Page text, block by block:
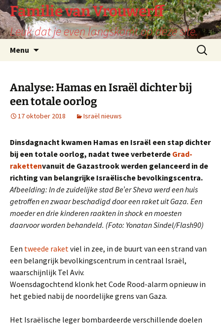
Ga
naar
de
inhoud
Familie van Vrouwerff
Leuk dat je even langskomt op deze site.
Menu
Zoeken
naar:
Analyse: Hamas en Israël dichter bij
een totale oorlog
17 oktober 2018 Israël nieuws
Dinsdagnacht kwamen Hamas en Israël een stap dichter
bij een totale oorlog, nadat twee verbeterde Grad-
rakettenvanuit de Gazastrook werden gelanceerd in de
richting van belangrijke Israëlische bevolkingscentra.
Afbeelding: In de zuidelijke stad Be’er Sheva werd een huis
getroffen en zwaar beschadigd door een raket uit Gaza. Een
moeder en drie kinderen raakten in shock en moesten
daarvoor worden behandeld. (Foto: Yonatan Sindel/Flash90)
Een tweede raketviel in zee, in de buurt van een strand van
een belangrijk bevolkingscentrum in centraal Israël,
waarschijnlijk Tel Aviv.
Woensdagochtend klonk het Code Rood-alarm opnieuw in
het gebied nabij de noordelijke grens van Gaza.
Het Israëlische leger bombardeerde verschillende doelen